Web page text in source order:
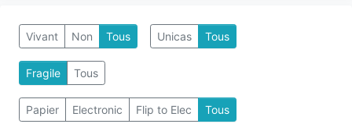
Vivant Non Tous Unicas Tous
Fragile Tous
Papier Electronic Flip to Elec Tous